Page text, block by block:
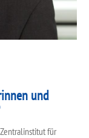
und
für